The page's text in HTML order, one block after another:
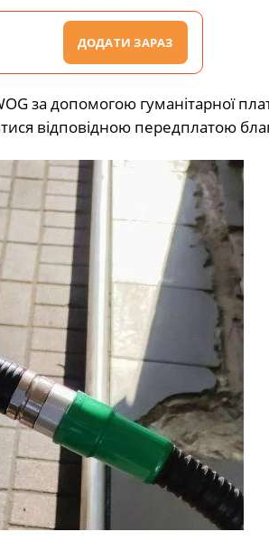
ДОДАТИ ЗАРАЗ
за допомогою гуманітарної
відповідною передплатою